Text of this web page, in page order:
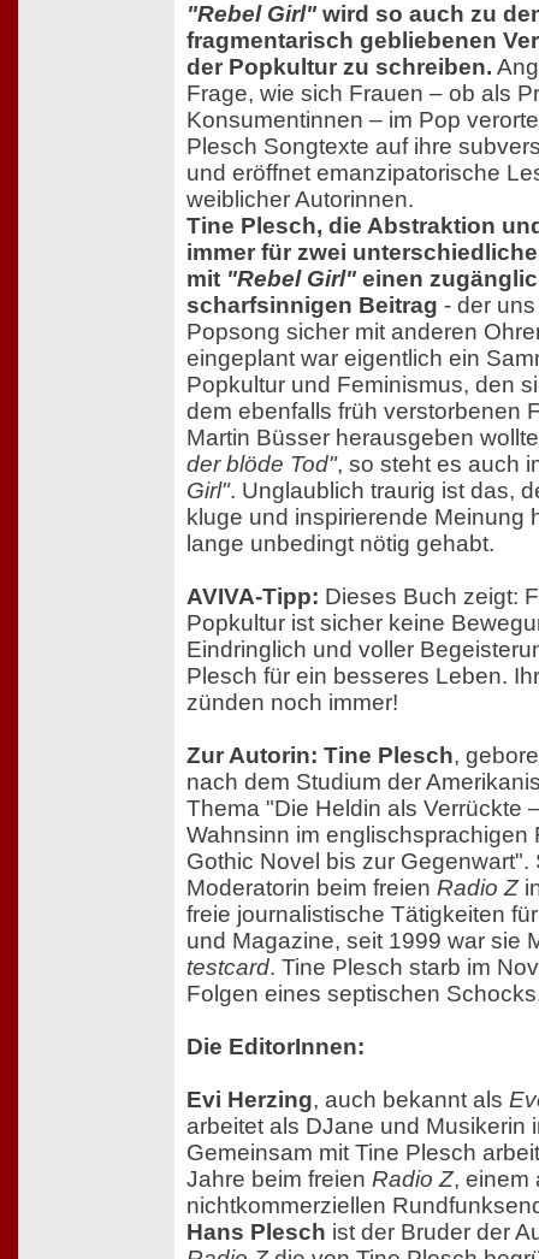
"Rebel Girl" wird so auch zu
fragmentarisch gebliebenen
der Popkultur zu schreiben.
Frage, wie sich Frauen – ob als
Konsumentinnen – im Pop
Plesch Songtexte auf ihre
und eröffnet emanzipatorische
weiblicher Autorinnen.
Tine Plesch, die Abstraktion
immer für zwei
mit "Rebel Girl" einen
scharfsinnigen Beitrag - der
Popsong sicher mit anderen
eingeplant war eigentlich ein
Popkultur und Feminismus, den
dem ebenfalls früh verstorbenen
Martin Büsser herausgeben
der blöde Tod", so steht es auch
Girl". Unglaublich traurig ist das,
kluge und inspirierende Meinung
lange unbedingt nötig gehabt.
AVIVA-Tipp: Dieses Buch zeigt:
Popkultur ist sicher keine
Eindringlich und voller
Plesch für ein besseres Leben.
zünden noch immer!
Zur Autorin: Tine Plesch,
nach dem Studium der
Thema "Die Heldin als Verrückte
Wahnsinn im englischsprachigen
Gothic Novel bis zur Gegenwart".
Moderatorin beim freien Radio Z
freie journalistische Tätigkeiten
und Magazine, seit 1999 war sie
testcard. Tine Plesch starb im
Folgen eines septischen
Die EditorInnen:
Evi Herzing, auch bekannt als
arbeitet als DJane und Musikerin
Gemeinsam mit Tine Plesch
Jahre beim freien Radio Z, einem
nichtkommerziellen
Hans Plesch ist der Bruder der